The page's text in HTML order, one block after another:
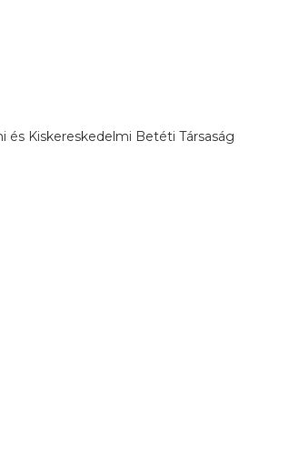
és Kiskereskedelmi Betéti Társaság